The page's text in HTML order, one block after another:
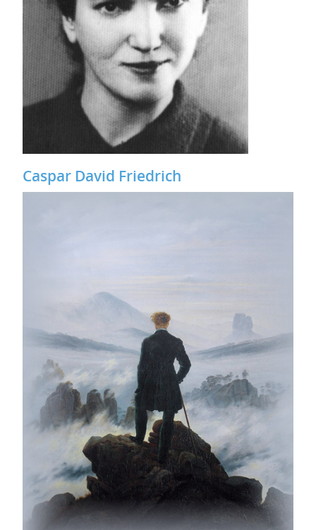
Caspar David Friedrich